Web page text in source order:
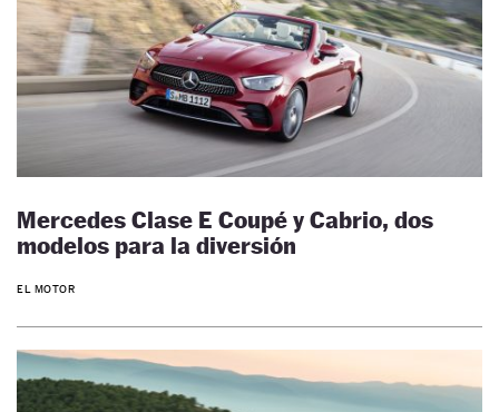
Mercedes Clase E Coupé y Cabrio, dos
modelos para la diversión
EL MOTOR